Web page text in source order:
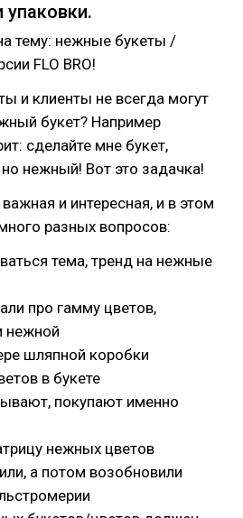
упаковки.
тему: нежные букеты /
FLO BRO!
и клиенты не всегда могут
букет? Например
сделайте мне букет,
нежный! Вот это задачка!
и интересная, и в этом
разных вопросов:
тема, тренд на нежные
про гамму цветов,
нежной
шляпной коробки
в букете
покупают именно
нежных цветов
а потом возобновили